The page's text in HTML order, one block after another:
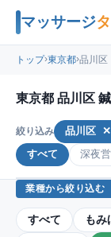
マッサージ
トップ›東京都›品川
東京都 品川区
絞り込み 品川区 ✕
すべて 深夜
業種から絞り込む
すべて もみ